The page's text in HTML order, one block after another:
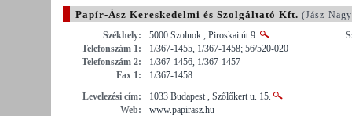
Papír-Ász Kereskedelmi és Szolgáltató Kft. (Jász-
Székhely:
5000 Szolnok , Piroskai út 9.
Telefonszám 1:
1/367-1455, 1/367-1458; 56/520-020
Telefonszám 2:
1/367-1456, 1/367-1457
Fax 1:
1/367-1458
Levelezési cím:
1033 Budapest , Szőlőkert u. 15.
Web:
www.papirasz.hu